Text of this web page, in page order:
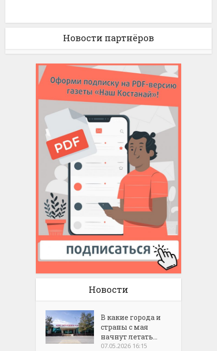
Новости партнёров
Новости
В какие города и
страны с мая
начнут летать...
07.05.2026 16:15